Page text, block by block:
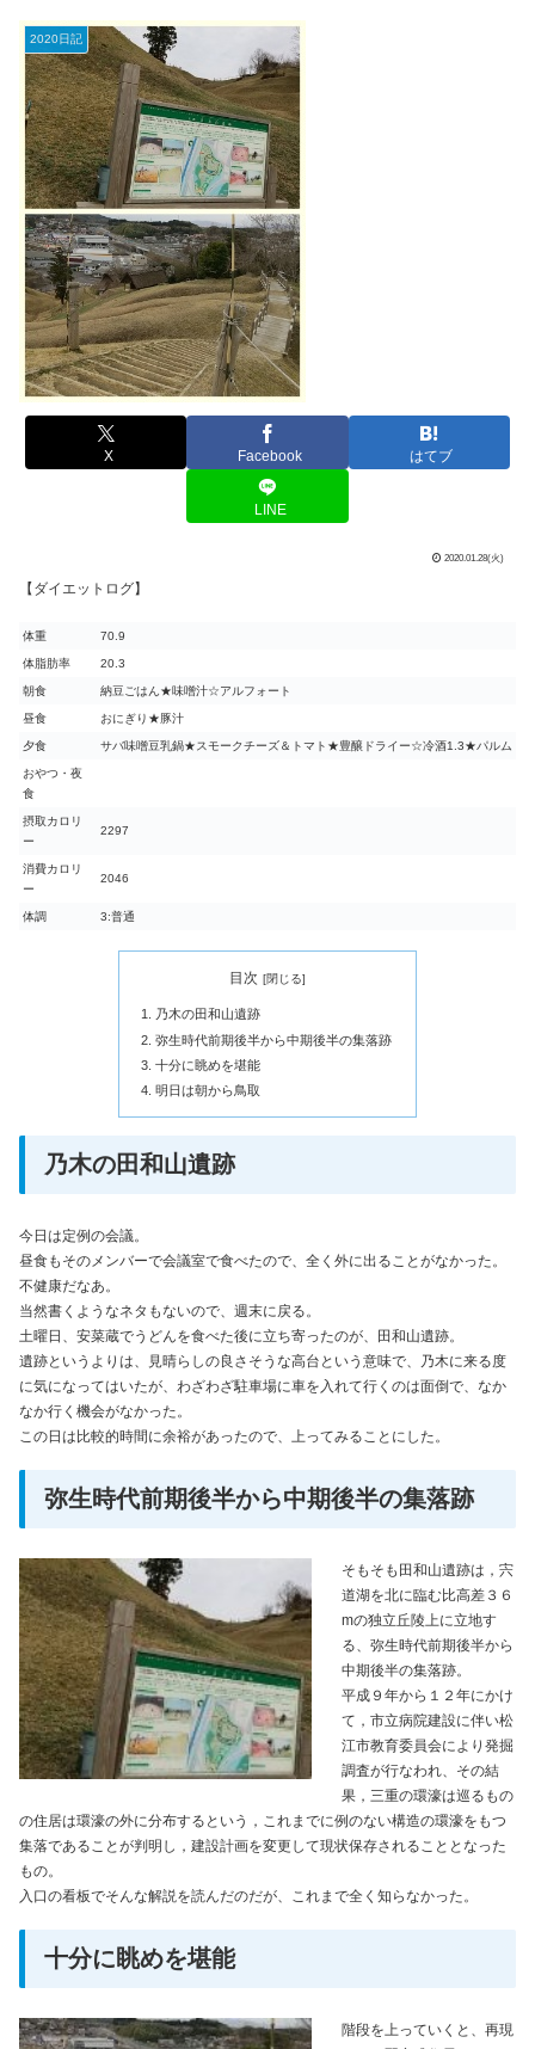
2020日記
X Facebook はてブ
LINE
2020.01.28(火)
【ダイエットログ】
体重 70.9
体脂肪率 20.3
朝食 納豆ごはん★味噌汁☆アルフォート
昼食 おにぎり★豚汁
夕食 サバ味噌豆乳鍋★スモークチーズ＆トマト★豊醸ドライー☆冷酒1.3★パルム
おやつ・夜
食
摂取カロリ
ー
2297
消費カロリ
ー
2046
体調 3:普通
目次
乃木の田和山遺跡
弥生時代前期後半から中期後半の集落跡
十分に眺めを堪能
明日は朝から鳥取
乃木の田和山遺跡
今日は定例の会議。
昼食もそのメンバーで会議室で食べたので、全く外に出ることがなかった。
不健康だなあ。
当然書くようなネタもないので、週末に戻る。
土曜日、安菜蔵でうどんを食べた後に立ち寄ったのが、田和山遺跡。
遺跡というよりは、見晴らしの良さそうな高台という意味で、乃木に来る度
に気になってはいたが、わざわざ駐車場に車を入れて行くのは面倒で、なか
なか行く機会がなかった。
この日は比較的時間に余裕があったので、上ってみることにした。
弥生時代前期後半から中期後半の集落跡
そもそも田和山遺跡は，宍
道湖を北に臨む比高差３６
mの独立丘陵上に立地す
る、弥生時代前期後半から
中期後半の集落跡。
平成９年から１２年にかけ
て，市立病院建設に伴い松
江市教育委員会により発掘
調査が行なわれ、その結
果，三重の環濠は巡るもの
の住居は環濠の外に分布するという，これまでに例のない構造の環濠をもつ
集落であることが判明し，建設計画を変更して現状保存されることとなった
もの。
入口の看板でそんな解説を読んだのだが、これまで全く知らなかった。
十分に眺めを堪能
階段を上っていくと、再現